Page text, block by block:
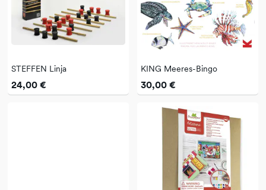
STEFFEN Linja
24,00 €
KING Meeres-Bingo
30,00 €